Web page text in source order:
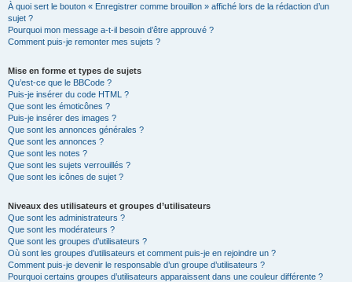
À quoi sert le bouton « Enregistrer comme brouillon » affiché lors de la rédaction d’un
sujet ?
Pourquoi mon message a-t-il besoin d’être approuvé ?
Comment puis-je remonter mes sujets ?
Mise en forme et types de sujets
Qu’est-ce que le BBCode ?
Puis-je insérer du code HTML ?
Que sont les émoticônes ?
Puis-je insérer des images ?
Que sont les annonces générales ?
Que sont les annonces ?
Que sont les notes ?
Que sont les sujets verrouillés ?
Que sont les icônes de sujet ?
Niveaux des utilisateurs et groupes d’utilisateurs
Que sont les administrateurs ?
Que sont les modérateurs ?
Que sont les groupes d’utilisateurs ?
Où sont les groupes d’utilisateurs et comment puis-je en rejoindre un ?
Comment puis-je devenir le responsable d’un groupe d’utilisateurs ?
Pourquoi certains groupes d’utilisateurs apparaissent dans une couleur différente ?